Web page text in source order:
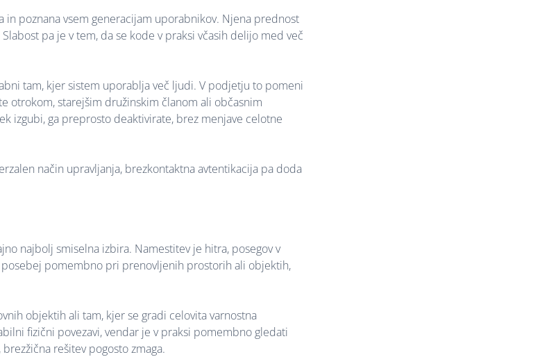
in poznana vsem generacijam uporabnikov. Njena prednost
pa je v tem, da se kode v praksi včasih delijo med več
tam, kjer sistem uporablja več ljudi. V podjetju to pomeni
otrokom, starejšim družinskim članom ali občasnim
izgubi, ga preprosto deaktivirate, brez menjave celotne
način upravljanja, brezkontaktna avtentikacija pa doda
najbolj smiselna izbira. Namestitev je hitra, posegov v
pomembno pri prenovljenih prostorih ali objektih,
objektih ali tam, kjer se gradi celovita varnostna
fizični povezavi, vendar je v praksi pomembno gledati
rešitev pogosto zmaga.